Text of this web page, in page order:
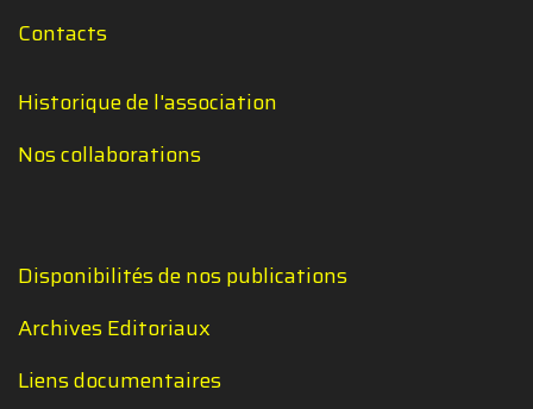
Contacts
Historique de l'association
Nos collaborations
Disponibilités de nos publications
Archives Editoriaux
Liens documentaires